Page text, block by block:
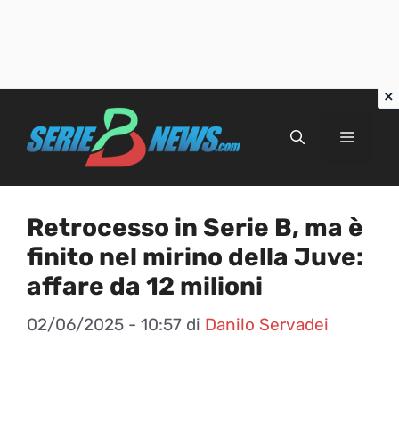
Menu
Retrocesso in Serie B, ma è
finito nel mirino della Juve:
affare da 12 milioni
02/06/2025 - 10:57 di Danilo Servadei